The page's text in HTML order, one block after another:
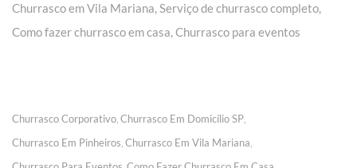
Churrasco em Vila Mariana, Serviço de churrasco completo,
Como fazer churrasco em casa, Churrasco para eventos
Churrasco Corporativo, Churrasco Em Domicílio SP,
Churrasco Em Pinheiros, Churrasco Em Vila Mariana,